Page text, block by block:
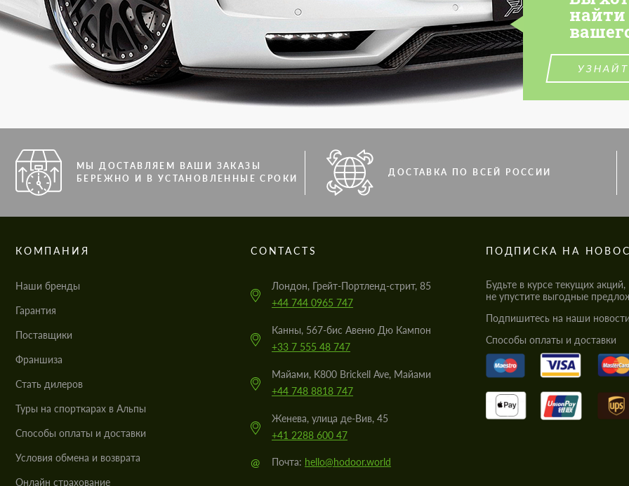
МЫ ДОСТАВЛЯЕМ ВАШИ ЗАКАЗЫ
БЕРЕЖНО И В УСТАНОВЛЕННЫЕ СРОКИ
ДОСТАВКА ПО ВСЕЙ РОССИИ
КОМПАНИЯ
Наши бренды
Гарантия
Поставщики
Франшиза
Стать дилеров
Туры на спорткарах в Альпы
Cпособы оплаты и доставки
Условия обмена и возврата
Онлайн страхование
CONTACTS
Лондон, Грейт-Портленд-стрит, 85
+44 744 0965 747
Канны, 567-бис Авеню Дю Кампон
+33 7 555 48 747
Майами, K800 Brickell Ave, Майами
+44 748 8818 747
Женева, улица де-Вив, 45
+41 2288 600 47
@ Почта: hello@hodoor.world
ПОДПИСКА НА
Будьте в курсе текущих акций,
не упустите выгодные
Подпишитесь на наши
Cпособы оплаты и доставки